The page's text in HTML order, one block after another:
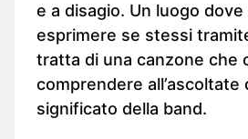
e a disagio. Un luogo
esprimere se stessi
tratta di una canzone che
comprendere all’ascoltate
significato della band.